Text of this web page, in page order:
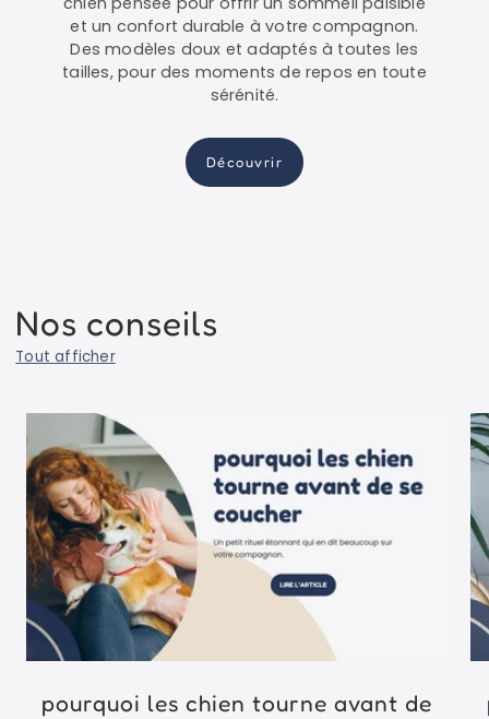
et un confort durable à votre compagnon.
Des modèles doux et adaptés à toutes les
tailles, pour des moments de repos en toute
sérénité.
Découvrir
Nos conseils
Tout afficher
pourquoi les chien tourne avant de